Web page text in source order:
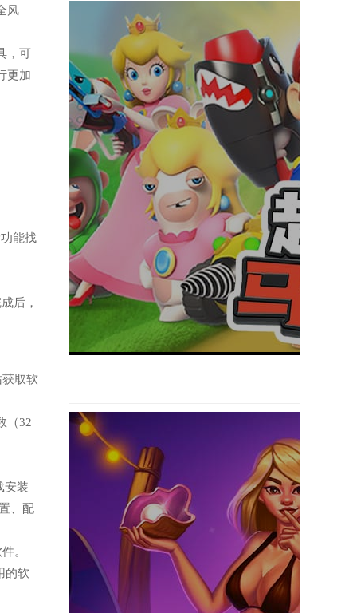
风
，可
更加
能找
后，
取软
（32
安装
、配
。
的软